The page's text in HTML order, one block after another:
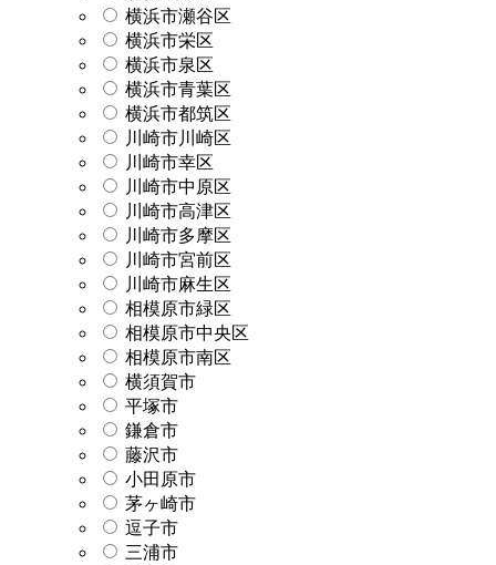
横浜市瀬谷区
横浜市栄区
横浜市泉区
横浜市青葉区
横浜市都筑区
川崎市川崎区
川崎市幸区
川崎市中原区
川崎市高津区
川崎市多摩区
川崎市宮前区
川崎市麻生区
相模原市緑区
相模原市中央区
相模原市南区
横須賀市
平塚市
鎌倉市
藤沢市
小田原市
茅ヶ崎市
逗子市
三浦市